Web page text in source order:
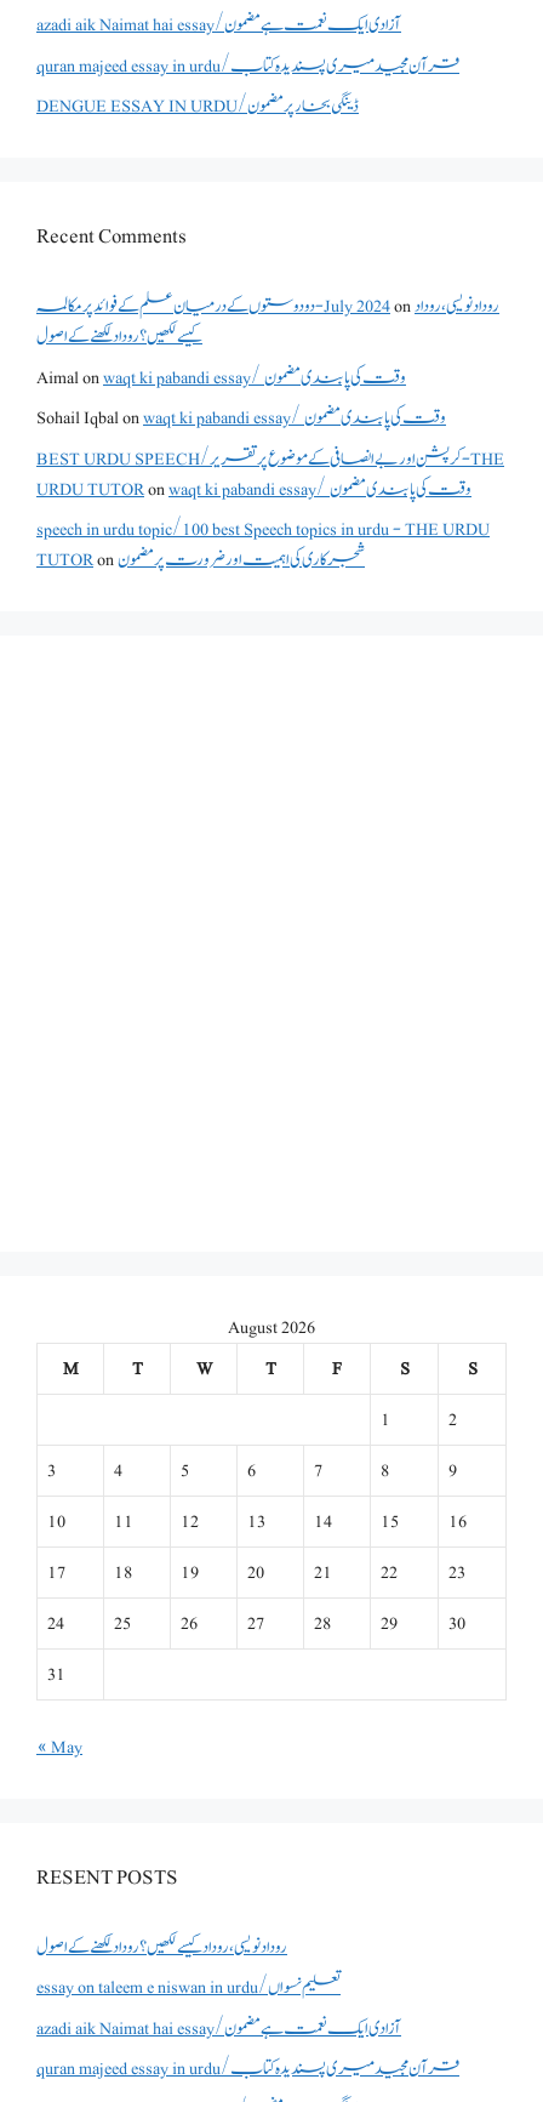
azadi aik Naimat hai essay/آزادی ایک نعمت ہے مضمون
quran majeed essay in urdu/قرآن مجید میری پسندیدہ کتاب
DENGUE ESSAY IN URDU/ڈینگی بخار پر مضمون
Recent Comments
دو دوستوں کے درمیان علم کے فوائد پر مکالمہ - July 2024onروداد نویسی ،روداد
کیسے لکھیں؟ روداد لکھنے کے اصول
Aimalon
waqt ki pabandi essay/ وقت کی پابندی مضمون
Sohail Iqbalon
waqt ki pabandi essay/ وقت کی پابندی مضمون
BEST URDU SPEECH/کرپشن اور بے انصافی کے موضوع پر تقریر - THE
URDU TUTORon
waqt ki pabandi essay/ وقت کی پابندی مضمون
speech in urdu topic/100 best Speech topics in urdu - THE URDU
TUTORonشجرکاری کی اہمیت اور ضرورت پر مضمون
August 2026
M
T W T F S
S
1
2
3
4 5 6 7 8
9
10
11 12 13 14 15
16
17
18 19 20 21 22
23
24
25 26 27 28 29
30
31
« May
RESENT POSTS
روداد نویسی ،روداد کیسے لکھیں؟ روداد لکھنے کے اصول
essay on taleem e niswan in urdu/تعلیم نسواں
azadi aik Naimat hai essay/آزادی ایک نعمت ہے مضمون
quran majeed essay in urdu/قرآن مجید میری پسندیدہ کتاب